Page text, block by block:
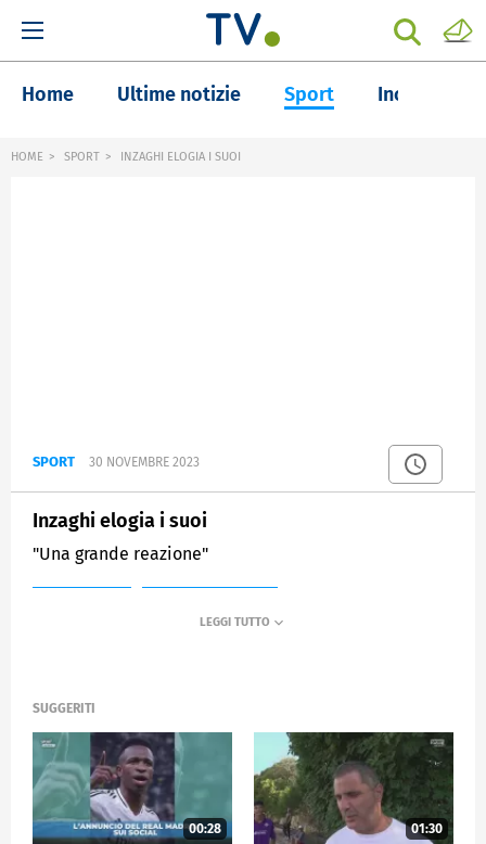
Home Ultime notizie Sport Inchieste
HOME SPORT INZAGHI ELOGIA I SUOI
SPORT 30 NOVEMBRE 2023
Inzaghi elogia i suoi
"Una grande reazione"
SUGGERITI
00:28 01:30